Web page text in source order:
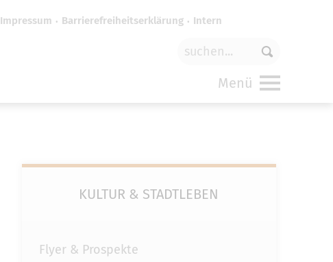
Impressum Barrierefreiheitserklärung Intern
Menü
KULTUR & STADTLEBEN
Flyer & Prospekte
in den